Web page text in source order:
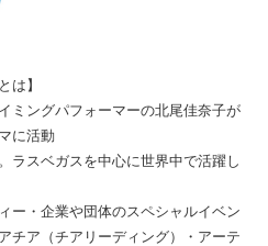
は】
ミングパフォーマーの北尾佳奈子が
に活動
ラスベガスを中心に世界中で活躍し
ー・企業や団体のスペシャルイベン
チア（チアリーディング）・アーテ